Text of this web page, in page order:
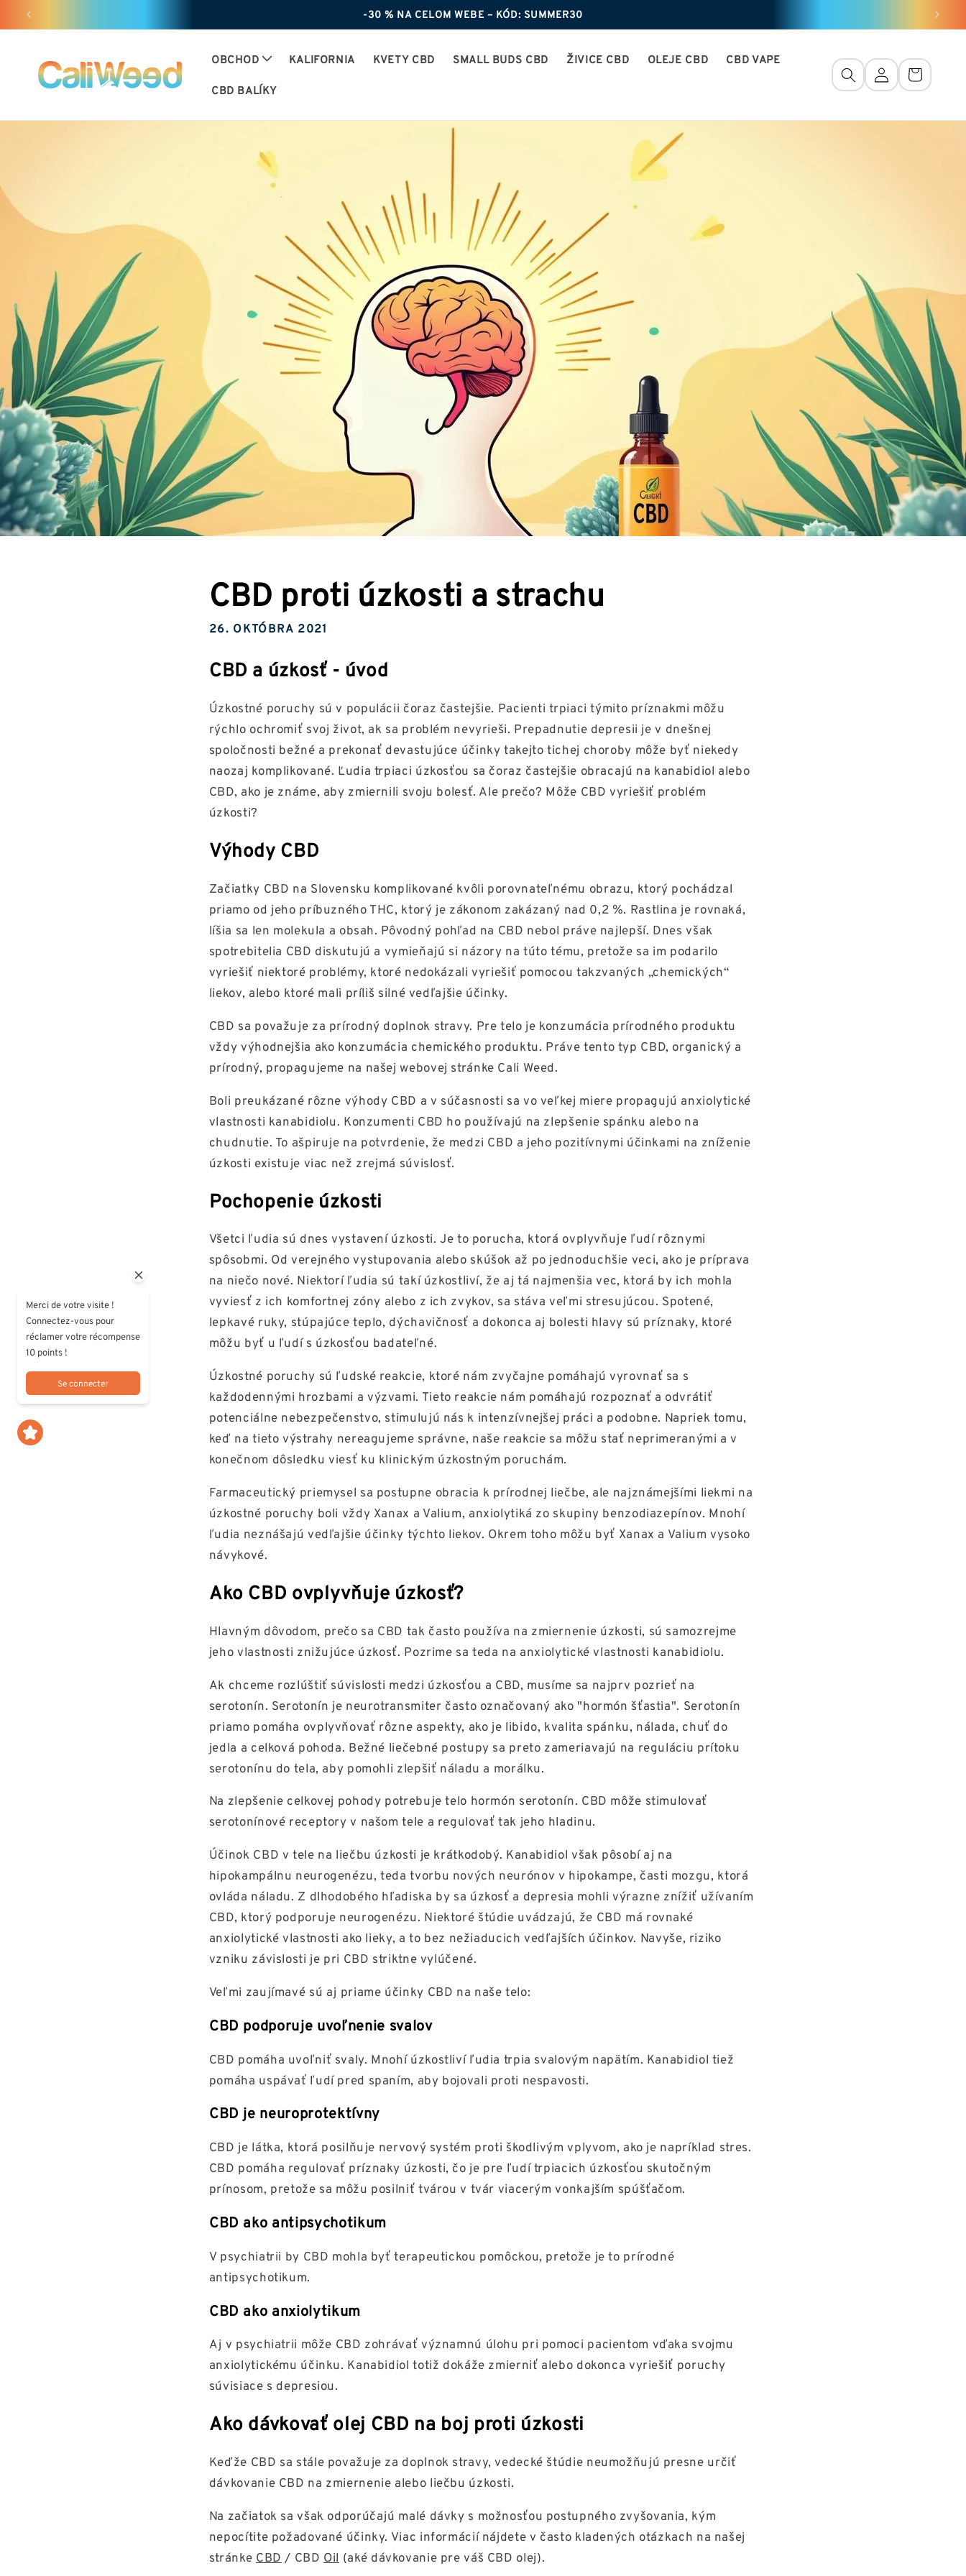
a prejsť
na obsah
-30 % NA CELOM WEBE – KÓD: SUMMER30
OBCHOD KALIFORNIA KVETY CBD SMALL BUDS CBD ŽIVICE CBD OLEJE CBD
CBD VAPE
CBD BALÍKY
Pripojenie Košík
CBD proti úzkosti a strachu
26. OKTÓBRA 2021
CBD a úzkosť - úvod
Úzkostné poruchy sú v populácii čoraz častejšie. Pacienti trpiaci týmito príznakmi môžu
rýchlo ochromiť svoj život, ak sa problém nevyrieši. Prepadnutie depresii je v dnešnej
spoločnosti bežné a prekonať devastujúce účinky takejto tichej choroby môže byť niekedy
naozaj komplikované. Ľudia trpiaci úzkosťou sa čoraz častejšie obracajú na kanabidiol alebo
CBD, ako je známe, aby zmiernili svoju bolesť. Ale prečo? Môže CBD vyriešiť problém
úzkosti?
Výhody CBD
Začiatky CBD na Slovensku komplikované kvôli porovnateľnému obrazu, ktorý pochádzal
priamo od jeho príbuzného THC, ktorý je zákonom zakázaný nad 0,2 %. Rastlina je rovnaká,
líšia sa len molekula a obsah. Pôvodný pohľad na CBD nebol práve najlepší. Dnes však
spotrebitelia CBD diskutujú a vymieňajú si názory na túto tému, pretože sa im podarilo
vyriešiť niektoré problémy, ktoré nedokázali vyriešiť pomocou takzvaných „chemických“
liekov, alebo ktoré mali príliš silné vedľajšie účinky.
CBD sa považuje za prírodný doplnok stravy. Pre telo je konzumácia prírodného produktu
vždy výhodnejšia ako konzumácia chemického produktu. Práve tento typ CBD, organický a
prírodný, propagujeme na našej webovej stránke Cali Weed.
Boli preukázané rôzne výhody CBD a v súčasnosti sa vo veľkej miere propagujú anxiolytické
vlastnosti kanabidiolu. Konzumenti CBD ho používajú na zlepšenie spánku alebo na
chudnutie. To ašpiruje na potvrdenie, že medzi CBD a jeho pozitívnymi účinkami na zníženie
úzkosti existuje viac než zrejmá súvislosť.
Pochopenie úzkosti
Všetci ľudia sú dnes vystavení úzkosti. Je to porucha, ktorá ovplyvňuje ľudí rôznymi
spôsobmi. Od verejného vystupovania alebo skúšok až po jednoduchšie veci, ako je príprava
na niečo nové. Niektorí ľudia sú takí úzkostliví, že aj tá najmenšia vec, ktorá by ich mohla
vyviesť z ich komfortnej zóny alebo z ich zvykov, sa stáva veľmi stresujúcou. Spotené,
lepkavé ruky, stúpajúce teplo, dýchavičnosť a dokonca aj bolesti hlavy sú príznaky, ktoré
môžu byť u ľudí s úzkosťou badateľné.
Úzkostné poruchy sú ľudské reakcie, ktoré nám zvyčajne pomáhajú vyrovnať sa s
každodennými hrozbami a výzvami. Tieto reakcie nám pomáhajú rozpoznať a odvrátiť
potenciálne nebezpečenstvo, stimulujú nás k intenzívnejšej práci a podobne. Napriek tomu,
keď na tieto výstrahy nereagujeme správne, naše reakcie sa môžu stať neprimeranými a v
konečnom dôsledku viesť ku klinickým úzkostným poruchám.
Farmaceutický priemysel sa postupne obracia k prírodnej liečbe, ale najznámejšími liekmi na
úzkostné poruchy boli vždy Xanax a Valium, anxiolytiká zo skupiny benzodiazepínov. Mnohí
ľudia neznášajú vedľajšie účinky týchto liekov. Okrem toho môžu byť Xanax a Valium vysoko
návykové.
Ako CBD ovplyvňuje úzkosť?
Hlavným dôvodom, prečo sa CBD tak často používa na zmiernenie úzkosti, sú samozrejme
jeho vlastnosti znižujúce úzkosť. Pozrime sa teda na anxiolytické vlastnosti kanabidiolu.
Ak chceme rozlúštiť súvislosti medzi úzkosťou a CBD, musíme sa najprv pozrieť na
serotonín. Serotonín je neurotransmiter často označovaný ako "hormón šťastia". Serotonín
priamo pomáha ovplyvňovať rôzne aspekty, ako je libido, kvalita spánku, nálada, chuť do
jedla a celková pohoda. Bežné liečebné postupy sa preto zameriavajú na reguláciu prítoku
serotonínu do tela, aby pomohli zlepšiť náladu a morálku.
Na zlepšenie celkovej pohody potrebuje telo hormón serotonín. CBD môže stimulovať
serotonínové receptory v našom tele a regulovať tak jeho hladinu.
Účinok CBD v tele na liečbu úzkosti je krátkodobý. Kanabidiol však pôsobí aj na
hipokampálnu neurogenézu, teda tvorbu nových neurónov v hipokampe, časti mozgu, ktorá
ovláda náladu. Z dlhodobého hľadiska by sa úzkosť a depresia mohli výrazne znížiť užívaním
CBD, ktorý podporuje neurogenézu. Niektoré štúdie uvádzajú, že CBD má rovnaké
anxiolytické vlastnosti ako lieky, a to bez nežiaducich vedľajších účinkov. Navyše, riziko
vzniku závislosti je pri CBD striktne vylúčené.
Veľmi zaujímavé sú aj priame účinky CBD na naše telo:
CBD podporuje uvoľnenie svalov
CBD pomáha uvoľniť svaly. Mnohí úzkostliví ľudia trpia svalovým napätím. Kanabidiol tiež
pomáha uspávať ľudí pred spaním, aby bojovali proti nespavosti.
CBD je neuroprotektívny
CBD je látka, ktorá posilňuje nervový systém proti škodlivým vplyvom, ako je napríklad stres.
CBD pomáha regulovať príznaky úzkosti, čo je pre ľudí trpiacich úzkosťou skutočným
prínosom, pretože sa môžu posilniť tvárou v tvár viacerým vonkajším spúšťačom.
CBD ako antipsychotikum
V psychiatrii by CBD mohla byť terapeutickou pomôckou, pretože je to prírodné
antipsychotikum.
CBD ako anxiolytikum
Aj v psychiatrii môže CBD zohrávať významnú úlohu pri pomoci pacientom vďaka svojmu
anxiolytickému účinku. Kanabidiol totiž dokáže zmierniť alebo dokonca vyriešiť poruchy
súvisiace s depresiou.
Ako dávkovať olej CBD na boj proti úzkosti
Keďže CBD sa stále považuje za doplnok stravy, vedecké štúdie neumožňujú presne určiť
dávkovanie CBD na zmiernenie alebo liečbu úzkosti.
Na začiatok sa však odporúčajú malé dávky s možnosťou postupného zvyšovania, kým
nepocítite požadované účinky. Viac informácií nájdete v často kladených otázkach na našej
stránke CBD / CBD Oil (aké dávkovanie pre váš CBD olej).
Merci de votre visite !
Connectez-vous pour
réclamer votre récompense
10 points !
Se connecter